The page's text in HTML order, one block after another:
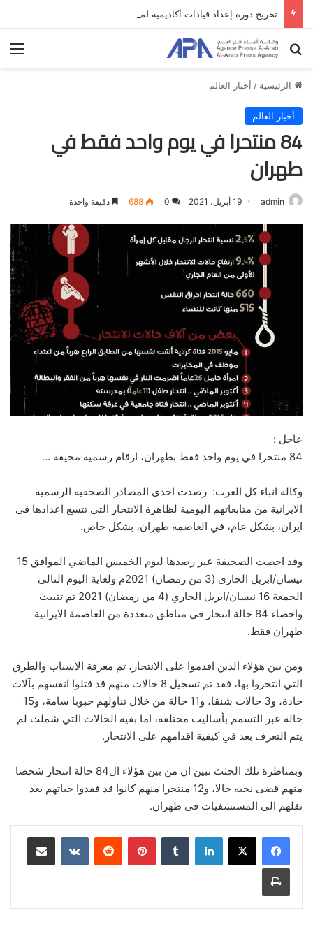
بحث عن
الرئيسية / أخبار العالم
أخبار العالم
84 منتحرا في يوم واحد فقط في
طهران
admin 19 أبريل، 2021 0
688 دقيقة واحدة
عاجل :
84 منتحرا في يوم واحد فقط بطهران، ارقام رسمية مخيفة …
وكالة انباء كل العرب: رصدت احدى المصادر الصحفية الرسمية
الايرانية من متابعاتهم اليومية لظاهرة الانتحار التي تتسع اعدادها في
ايران، بشكل عام، في العاصمة طهران، بشكل خاص.
وقد احصت الصحيفة عبر رصدها ليوم الخميس الماضي الموافق 15
نيسان/ابريل الجاري (3 من رمضان) 2021م ولغاية اليوم التالي
الجمعة 16 نيسان/ابريل الجاري (4 من رمضان) 2021 تم تثبيت
واحصاء 84 حالة انتحار في مناطق متعددة من العاصمة الايرانية
طهران فقط.
ومن بين هؤلاء الذين اقدموا على الانتحار، تم معرفة الاسباب والطرق
التي انتحروا بها، فقد تم تسجيل 8 حالات منهم قد قتلوا انفسهم بآلات
حادة، و3 حالات شنقا، و11 حالة من خلال تناولهم حبوبا سامة، و15
حالة عبر التسمم بأساليب مختلفة، اما بقية الحالات التي شملت لم
يتم التعرف بعد في كيفية اقدامهم على الانتحار.
وبمناظرة تلك الجثث تبين ان من بين هؤلاء ال84 حالة انتحار شخصا
منهم قضى نحبه حالا، و12 منتحرا منهم كانوا قد فقدوا حياتهم بعد
نقلهم الى المستشفيات في طهران.
لينكدإن بينتيريست مشاركة عبر البريد
طباعة